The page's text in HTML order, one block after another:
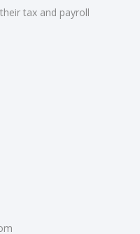
tax and payroll